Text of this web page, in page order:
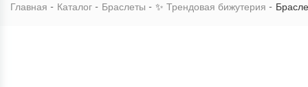
Главная Каталог Браслеты ✨ Трендовая бижутерия